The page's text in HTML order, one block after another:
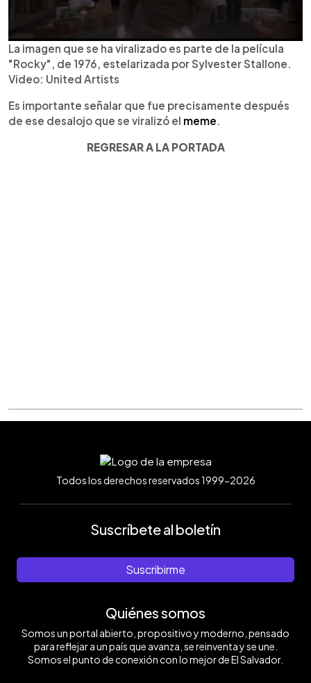
La imagen que se ha viralizado es parte de la película
"Rocky", de 1976, estelarizada por Sylvester Stallone.
Video: United Artists
Es importante señalar que fue precisamente después
de ese desalojo que se viralizó el meme
REGRESAR A LA PORTADA
Todos los derechos reservados 1999-2026
Suscríbete al boletín
Suscribirme
Quiénes somos
Somos un portal abierto, propositivo y moderno, pensado
para reflejar a un país que avanza, se reinventa y se une.
Somos el punto de conexión con lo mejor de El Salvador.